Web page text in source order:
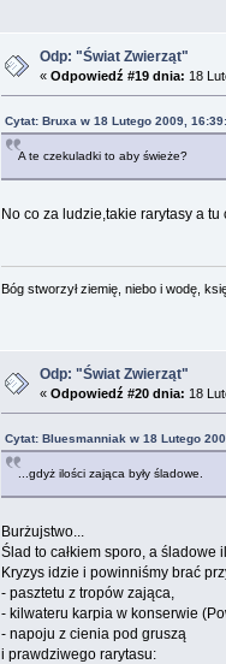
Odp: "Świat Zwierząt"
«Odpowiedź #19 dnia: 18
Cytat: Bruxa w 18 Lutego 2009,
A te czekuladki to aby świeże?
No co za ludzie,takie rarytasy a
Bóg stworzył ziemię, niebo i wodę,
Odp: "Świat Zwierząt"
«Odpowiedź #20 dnia: 18
Cytat: Bluesmanniak w 18 Lutego
...gdyż ilości zająca były śladowe.
Burżujstwo...
Ślad to całkiem sporo, a śladowe
Kryzys idzie i powinniśmy brać
- pasztetu z tropów zająca,
- kilwateru karpia w konserwie
- napoju z cienia pod gruszą
i prawdziwego rarytasu: